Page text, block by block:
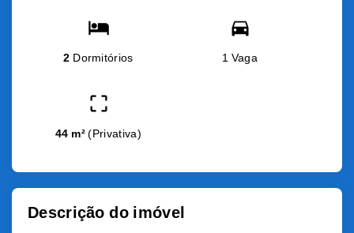
2 Dormitórios 1 Vaga
44 m² (Privativa)
Descrição do imóvel